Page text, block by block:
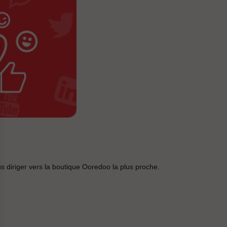
diriger vers la boutique Ooredoo la plus proche.